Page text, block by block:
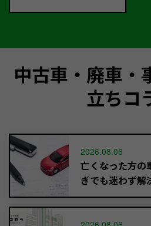
中古車・廃車・
立ちコ
2026.08.06
亡くなった方の
ぎでも迷わず解